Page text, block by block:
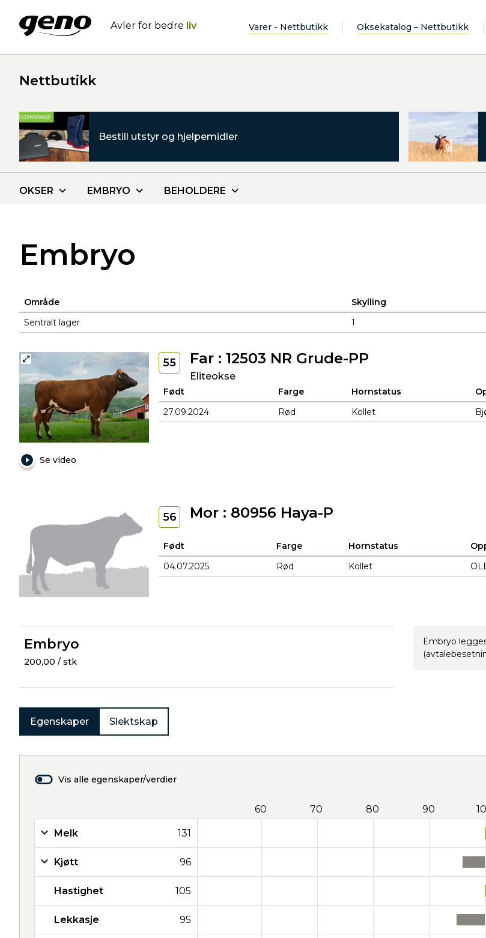
Avler for bedre liv Varer - Nettbutikk Oksekatalog – Nettbutikk
Nettbutikk
Bestill utstyr og hjelpemidler
OKSER EMBRYO BEHOLDERE
Embryo
Område Skylling
Sentralt lager
1
Se video
55 Far : 12503 NR Grude-PP
Eliteokse
Født Farge Hornstatus
27.09.2024
Rød Kollet
56 Mor : 80956 Haya-P
Født Farge Hornstatus
04.07.2025
Rød Kollet
Embryo
200,00 / stk
Embryo
Egenskaper Slektskap
Vis alle egenskaper/verdier
60 70 80 90
Melk 131
Kjøtt 96
Hastighet 105
Lekkasje 95